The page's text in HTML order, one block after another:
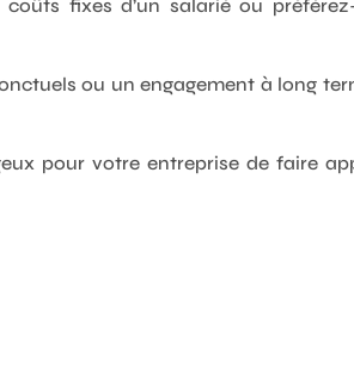
fixes d’un salarié ou
ou un engagement à long
pour votre entreprise de faire